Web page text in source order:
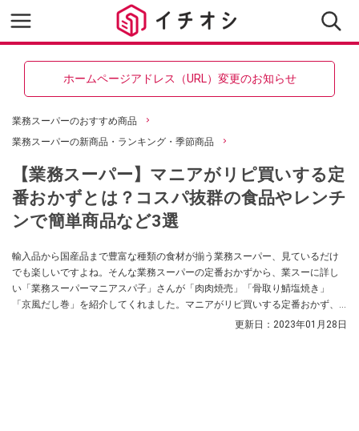
ホームページアドレス（URL）変更のお知らせ
業務スーパーのおすすめ商品
業務スーパーの新商品・ランキング・季節商品
【業務スーパー】マニアがリピ買いする定
番おかずとは？コスパ抜群の食品やレンチ
ンで簡単商品など3選
輸入品から国産品まで豊富な種類の食材が揃う業務スーパー、見ているだけ
でも楽しいですよね。そんな業務スーパーの定番おかずから、業スーに詳し
い「業務スーパーマニアスパ子」さんが「肉肉焼売」「骨取り鯖塩焼き」
「京風だし巻」を紹介してくれました。マニアがリピ買いする定番おかず、
更新日： 2023年01月28日